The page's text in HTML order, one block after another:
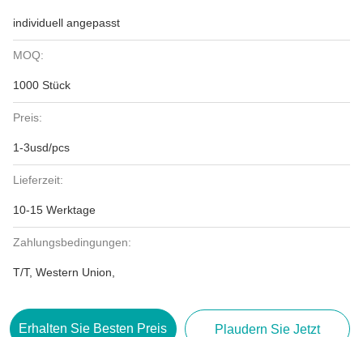
individuell angepasst
MOQ:
1000 Stück
Preis:
1-3usd/pcs
Lieferzeit:
10-15 Werktage
Zahlungsbedingungen:
T/T, Western Union,
Erhalten Sie Besten Preis Plaudern Sie Jetzt